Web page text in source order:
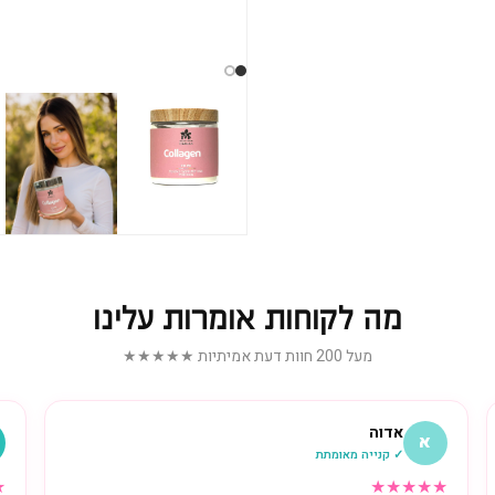
מה לקוחות אומרות עלינו
מעל 200 חוות דעת אמיתיות ★★★★★
א אדוה
✓ קנייה מאומתת
★
★
★
★
★